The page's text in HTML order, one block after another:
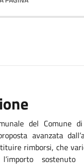
del Comune
avanzata
rimborsi, che
sostenuto